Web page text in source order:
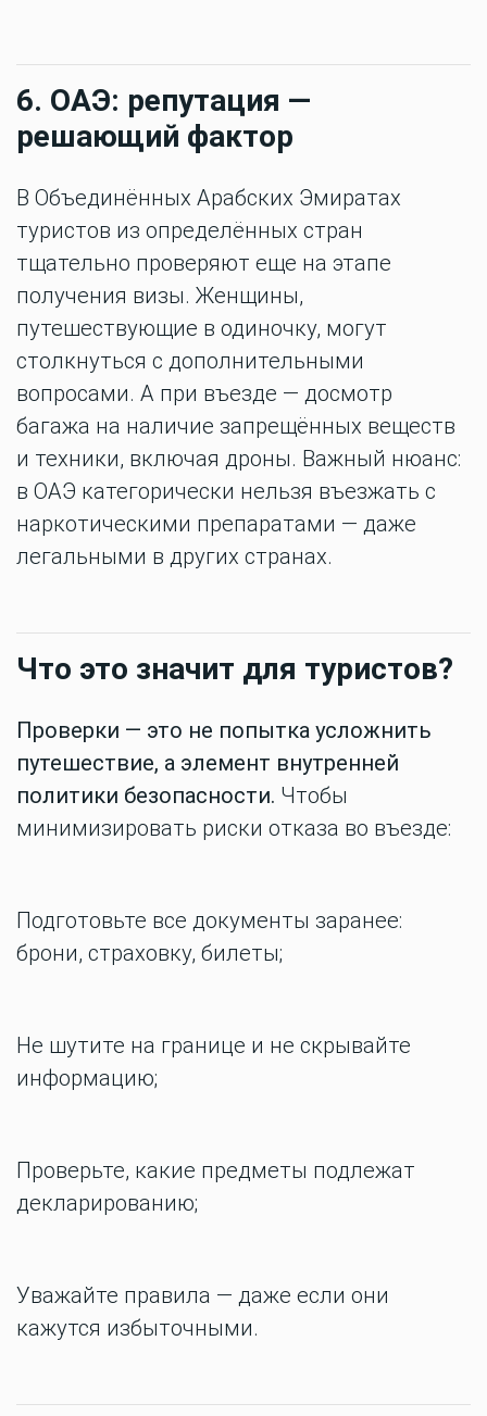
6. ОАЭ: репутация —
решающий фактор
В Объединённых Арабских Эмиратах
туристов из определённых стран
тщательно проверяют еще на этапе
получения визы. Женщины,
путешествующие в одиночку, могут
столкнуться с дополнительными
вопросами. А при въезде — досмотр
багажа на наличие запрещённых веществ
и техники, включая дроны. Важный нюанс:
в ОАЭ категорически нельзя въезжать с
наркотическими препаратами — даже
легальными в других странах.
Что это значит для туристов?
Проверки — это не попытка усложнить
путешествие, а элемент внутренней
политики безопасности. Чтобы
минимизировать риски отказа во въезде:
Подготовьте все документы заранее:
брони, страховку, билеты;
Не шутите на границе и не скрывайте
информацию;
Проверьте, какие предметы подлежат
декларированию;
Уважайте правила — даже если они
кажутся избыточными.